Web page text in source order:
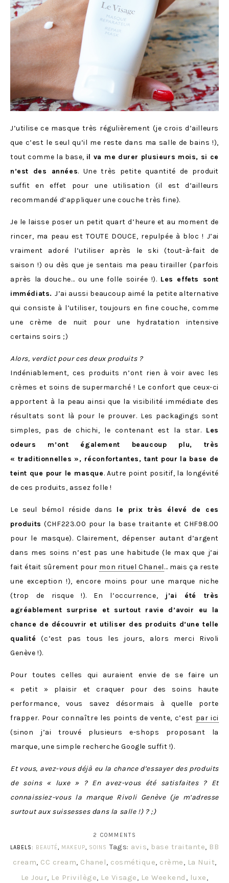
J’utilise ce masque très régulièrement (je crois d’ailleurs
que c’est le seul qu’il me reste dans ma salle de bains !),
tout comme la base, il va me durer plusieurs mois, si ce
n’est des années. Une très petite quantité de produit
suffit en effet pour une utilisation (il est d’ailleurs
recommandé d’appliquer une couche très fine).
Je le laisse poser un petit quart d’heure et au moment de
rincer, ma peau est TOUTE DOUCE, repulpée à bloc ! J’ai
vraiment adoré l’utiliser après le ski (tout-à-fait de
saison !) ou dès que je sentais ma peau tirailler (parfois
après la douche… ou une folle soirée !). Les effets sont
immédiats. J’ai aussi beaucoup aimé la petite alternative
qui consiste à l’utiliser, toujours en fine couche, comme
une crème de nuit pour une hydratation intensive
certains soirs ;)
Alors, verdict pour ces deux produits ?
Indéniablement, ces produits n’ont rien à voir avec les
crèmes et soins de supermarché ! Le confort que ceux-ci
apportent à la peau ainsi que la visibilité immédiate des
résultats sont là pour le prouver. Les packagings sont
simples, pas de chichi, le contenant est la star. Les
odeurs m’ont également beaucoup plu, très
« traditionnelles », réconfortantes, tant pour la base de
teint que pour le masque. Autre point positif, la longévité
de ces produits, assez folle !
Le seul bémol réside dans le prix très élevé de ces
produits (CHF223.00 pour la base traitante et CHF98.00
pour le masque). Clairement, dépenser autant d’argent
dans mes soins n’est pas une habitude (le max que j’ai
fait était sûrement pour mon rituel Chanel… mais ça reste
une exception !), encore moins pour une marque niche
(trop de risque !). En l’occurrence,
j’ai été très
agréablement surprise et surtout ravie d’avoir eu la
chance de découvrir et utiliser des produits d’une telle
qualité (c’est pas tous les jours, alors merci Rivoli
Genève !).
Pour toutes celles qui auraient envie de se faire un
« petit » plaisir et craquer pour des soins haute
performance, vous savez désormais à quelle porte
frapper. Pour connaître les points de vente, c’est par ici
(sinon j’ai trouvé plusieurs e-shops proposant la
marque, une simple recherche Google suffit !).
Et vous, avez-vous déjà eu la chance d’essayer des produits
de soins « luxe » ? En avez-vous été satisfaites ? Et
connaissiez-vous la marque Rivoli Genève (je m’adresse
surtout aux suissesses dans la salle !) ? ;)
2 COMMENTS
LABELS: BEAUTÉ, MAKEUP, SOINS Tags: avis, base traitante, BB
cream, CC cream, Chanel, cosmétique, crème, La Nuit,
Le Jour, Le Privilège, Le Visage, Le Weekend , luxe,